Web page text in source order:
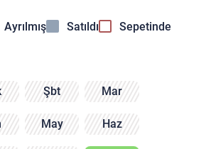
Ayrılmış Satıldı Sepetinde
Şbt Mar
May Haz